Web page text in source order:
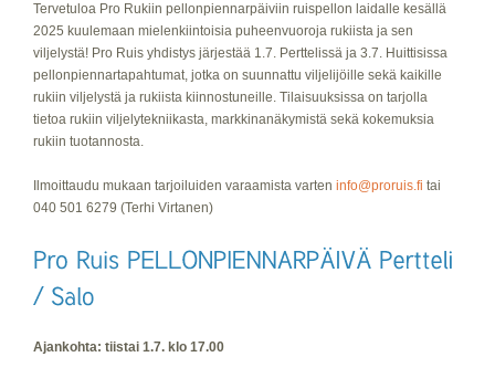
Tervetuloa Pro Rukiin pellonpiennarpäiviin ruispellon laidalle kesällä
2025 kuulemaan mielenkiintoisia puheenvuoroja rukiista ja sen
viljelystä! Pro Ruis yhdistys järjestää 1.7. Perttelissä ja 3.7. Huittisissa
pellonpiennartapahtumat, jotka on suunnattu viljelijöille sekä kaikille
rukiin viljelystä ja rukiista kiinnostuneille. Tilaisuuksissa on tarjolla
tietoa rukiin viljelytekniikasta, markkinanäkymistä sekä kokemuksia
rukiin tuotannosta.
Ilmoittaudu mukaan tarjoiluiden varaamista varten info@proruis.fi tai
040 501 6279 (Terhi Virtanen)
Ajankohta: tiistai 1.7. klo 17.00